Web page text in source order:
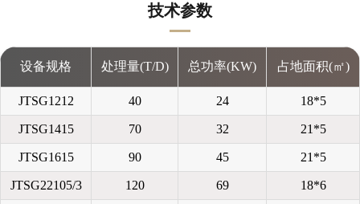
技术参数
设备规格 处理量(T/D) 总功率(KW) 占地面积(㎡)
JTSG1212 40 24 18*5
JTSG1415 70 32 21*5
JTSG1615 90 45 21*5
JTSG22105/3 120 69 18*6